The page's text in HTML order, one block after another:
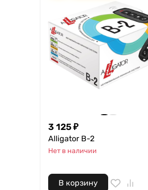
3 125₽
Alligator B-2
Нет в наличии
В корзину